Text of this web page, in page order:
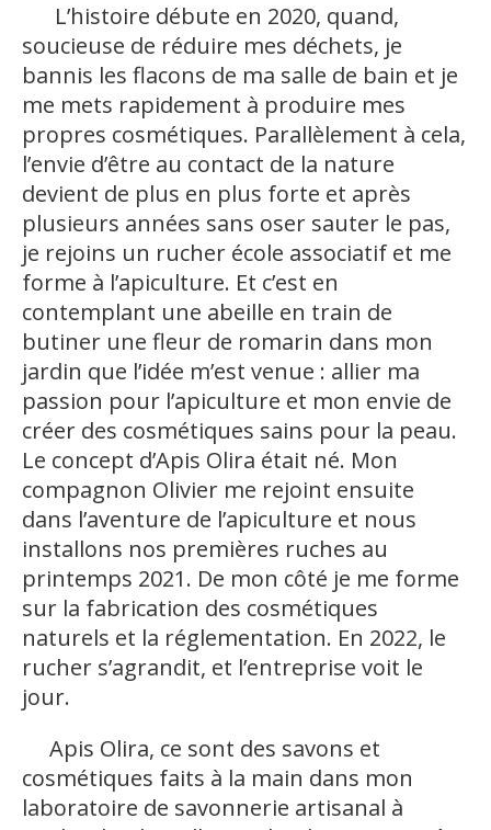
L’histoire débute en 2020, quand,
soucieuse de réduire mes déchets, je
bannis les flacons de ma salle de bain et je
me mets rapidement à produire mes
propres cosmétiques. Parallèlement à cela,
l’envie d’être au contact de la nature
devient de plus en plus forte et après
plusieurs années sans oser sauter le pas,
je rejoins un rucher école associatif et me
forme à l’apiculture. Et c’est en
contemplant une abeille en train de
butiner une fleur de romarin dans mon
jardin que l’idée m’est venue : allier ma
passion pour l’apiculture et mon envie de
créer des cosmétiques sains pour la peau.
Le concept d’Apis Olira était né. Mon
compagnon Olivier me rejoint ensuite
dans l’aventure de l’apiculture et nous
installons nos premières ruches au
printemps 2021. De mon côté je me forme
sur la fabrication des cosmétiques
naturels et la réglementation. En 2022, le
rucher s’agrandit, et l’entreprise voit le
jour.
Apis Olira, ce sont des savons et
cosmétiques faits à la main dans mon
laboratoire de savonnerie artisanal à